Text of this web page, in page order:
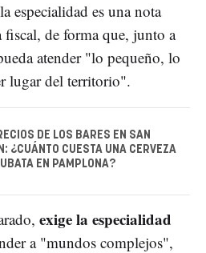
especialidad es una nota
de forma que, junto a
atender "lo pequeño, lo
lugar del territorio".
DE LOS BARES EN SAN
¿CUÁNTO CUESTA UNA CERVEZA
EN PAMPLONA?
exige la especialidad
a "mundos complejos",